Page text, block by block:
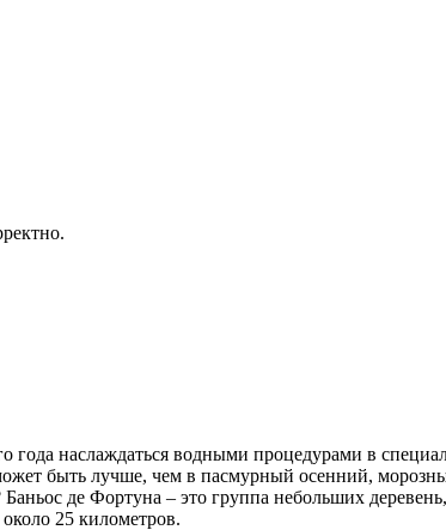
года наслаждаться водными процедурами в
быть лучше, чем в пасмурный осенний,
де Фортуна – это группа небольших
25 километров.